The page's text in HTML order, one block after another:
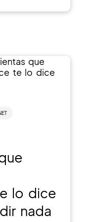
lo dice
nada